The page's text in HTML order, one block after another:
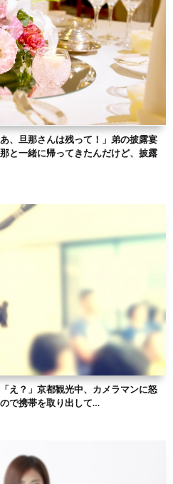
、旦那さんは残って！」弟の披露宴
と一緒に帰ってきたんだけど、披露
え？」京都観光中、カメラマンに怒
で携帯を取り出して…